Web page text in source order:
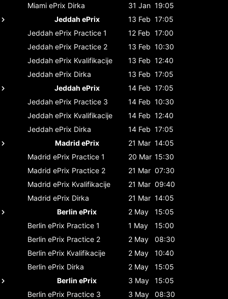
Miami ePrix Dirka 31 Jan 19:05
Jeddah ePrix
13 Feb 17:05
Jeddah ePrix Practice 1 12 Feb 17:00
Jeddah ePrix Practice 2 13 Feb 10:30
Jeddah ePrix Kvalifikacije 13 Feb 12:40
Jeddah ePrix Dirka 13 Feb 17:05
Jeddah ePrix
14 Feb 17:05
Jeddah ePrix Practice 3 14 Feb 10:30
Jeddah ePrix Kvalifikacije 14 Feb 12:40
Jeddah ePrix Dirka 14 Feb 17:05
Madrid ePrix
21 Mar 14:05
Madrid ePrix Practice 1 20 Mar 15:30
Madrid ePrix Practice 2 21 Mar 07:30
Madrid ePrix Kvalifikacije 21 Mar 09:40
Madrid ePrix Dirka 21 Mar 14:05
Berlin ePrix
2 May
15:05
Berlin ePrix Practice 1 1 May
15:00
Berlin ePrix Practice 2 2 May
08:30
Berlin ePrix Kvalifikacije 2 May
10:40
Berlin ePrix Dirka 2 May
15:05
Berlin ePrix
3 May
15:05
Berlin ePrix Practice 3 3 May
08:30